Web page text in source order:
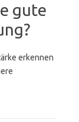
gute
erkennen